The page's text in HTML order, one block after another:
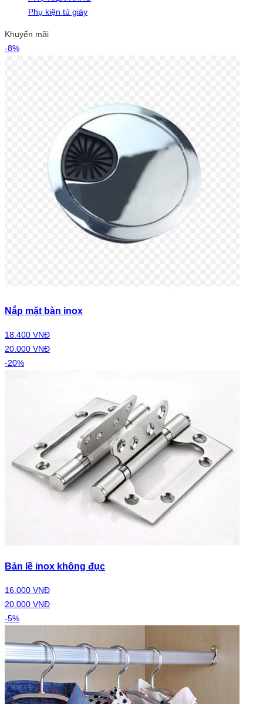
Phụ kiện tủ giày
Khuyến mãi
-8%
Nắp mặt bàn inox
18.400 VNĐ
20.000 VNĐ
-20%
Bản lề inox không đục
16.000 VNĐ
20.000 VNĐ
-5%